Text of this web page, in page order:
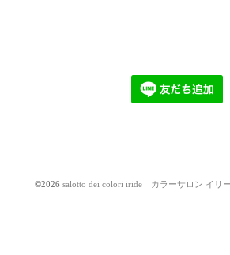
©2026 salotto dei colori iride カラーサロン イリ